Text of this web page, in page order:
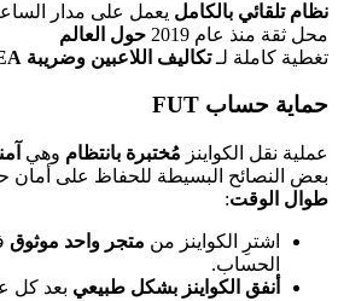
نظام تلقائي بالكامل يعمل على مدار الساعة
محل ثقة منذ عام 2019
حول العالم
تغطية كاملة لـتكاليف اللاعبين وضريبة EA
حماية حساب FUT
عملية نقل الكواينز مُختبرة بانتظام وهي
بعض النصائح البسيطة للحفاظ على أمان
طوال الوقت:
اشترِ الكواينز من متجر واحد موثوق
الحساب.
أنفق الكواينز بشكل طبيعي بعد كل